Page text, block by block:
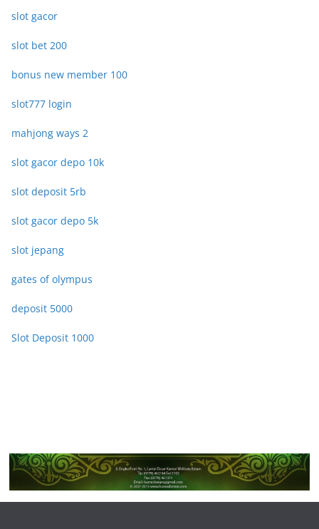
slot gacor
slot bet 200
bonus new member 100
slot777 login
mahjong ways 2
slot gacor depo 10k
slot deposit 5rb
slot gacor depo 5k
slot jepang
gates of olympus
deposit 5000
Slot Deposit 1000